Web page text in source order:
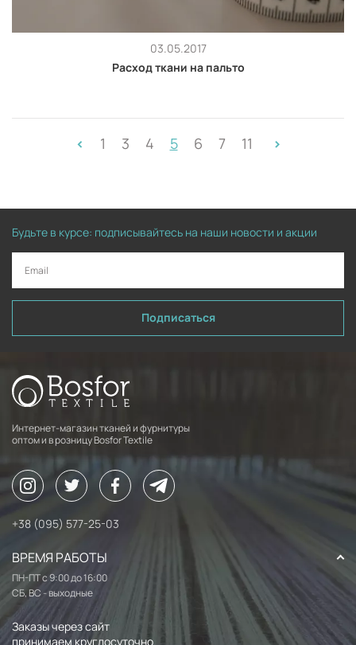
03.05.2017
Расход ткани на пальто
< 1 3 4 5 6 7 11 >
Будьте в курсе: подписывайтесь на наши новости и акции
Подписаться
Интернет-магазин тканей и фурнитуры
оптом и в розницу Bosfor Textile
+38 (095) 577-25-03
ВРЕМЯ РАБОТЫ
ПН-ПТ с 9:00 до 16:00
СБ, ВС - выходные
Заказы через сайт
принимаем круглосуточно